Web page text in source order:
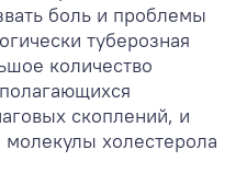
боль и проблемы
туберозная
количество
скоплений, и
холестерола